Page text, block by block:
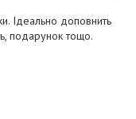
Ідеально доповнить
подарунок тощо.